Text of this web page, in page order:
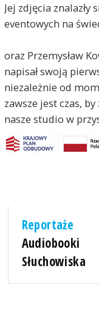
Jej zdjęcia
eventowych na
oraz Przemysław
napisał swoją
niezależnie od
zawsze jest czas,
nasze studio w
Reportaże
Audiobooki
Słuchowiska